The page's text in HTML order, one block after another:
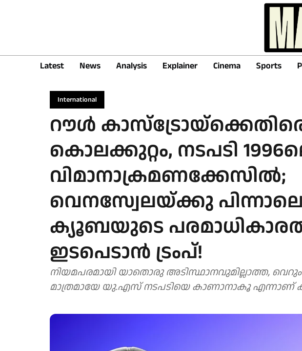
Latest News Analysis Explainer Cinema Sports
International
റൗൾ
കൊലക്കുറ്റം, നടപടി
വിമാനാക്രമണക്കേസിൽ;
വെനസ്വേലയ്ക്കു പിന്നാലെ
ക്യൂബയുടെ
ഇടപെടാന്‍ ട്രംപ്!
നിയമപരമായി യാതൊരു അടിസ്ഥാനവുമില്ലാത്ത, വെറും
മാത്രമായേ യു.എസ് നടപടിയെ കാണാനാകൂ